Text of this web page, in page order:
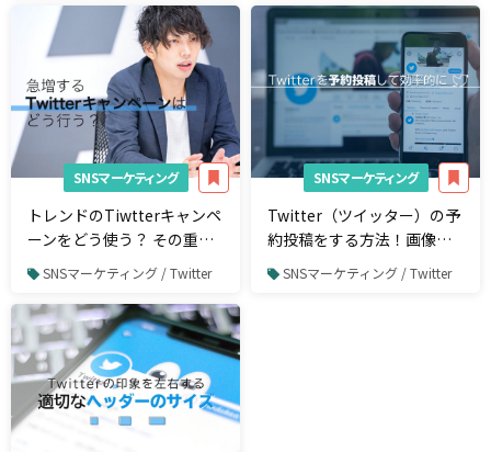
SNSマーケティング
トレンドのTiwtterキャンペ
ーンをどう使う？ その重要
性と各社の取り組みを解説
SNSマーケティング / Twitter
SNSマーケティング
Twitter（ツイッター）の予
約投稿をする方法！画像付
きでやり方をマスター
SNSマーケティング / Twitter